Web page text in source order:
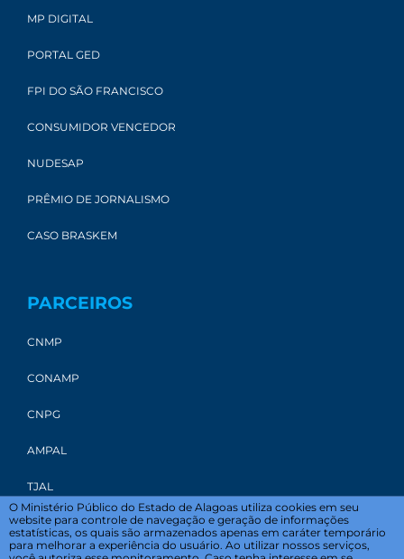
MP DIGITAL
PORTAL GED
FPI DO SÃO FRANCISCO
CONSUMIDOR VENCEDOR
NUDESAP
PRÊMIO DE JORNALISMO
CASO BRASKEM
PARCEIROS
CNMP
CONAMP
CNPG
AMPAL
TJAL
O Ministério Público do Estado de Alagoas utiliza cookies em seu
website para controle de navegação e geração de informações
estatísticas, os quais são armazenados apenas em caráter temporário
para melhorar a experiência do usuário. Ao utilizar nossos serviços,